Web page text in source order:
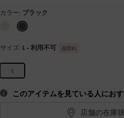
カラー: ブラック
サイズ: L - 利用不可 品切れ
L
このアイテムを見ている人にお
店舗の在庫